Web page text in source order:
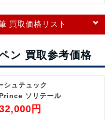
買取価格リスト
ン 買取参考価格
シュテュック
ソリテール
円